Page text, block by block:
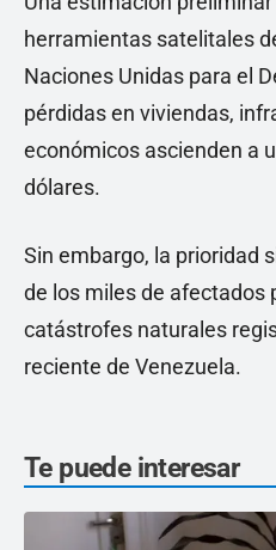
herramientas satelitales
Naciones Unidas para el
pérdidas en viviendas,
económicos ascienden a
dólares.
Sin embargo, la prioridad
de los miles de afectados
catástrofes naturales
reciente de Venezuela.
Te puede interesar